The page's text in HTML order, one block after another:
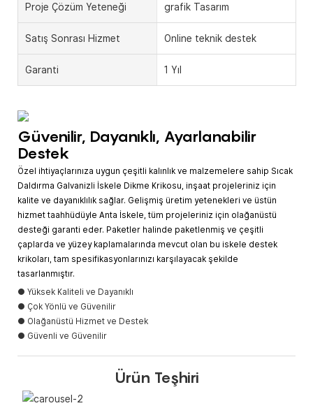
Proje Çözüm Yeteneği grafik Tasarım
Satış Sonrası Hizmet Online teknik destek
Garanti 1 Yıl
Güvenilir, Dayanıklı, Ayarlanabilir
Destek
Özel ihtiyaçlarınıza uygun çeşitli kalınlık ve malzemelere sahip Sıcak
Daldırma Galvanizli İskele Dikme Krikosu, inşaat projeleriniz için
kalite ve dayanıklılık sağlar. Gelişmiş üretim yetenekleri ve üstün
hizmet taahhüdüyle Anta İskele, tüm projeleriniz için olağanüstü
desteği garanti eder. Paketler halinde paketlenmiş ve çeşitli
çaplarda ve yüzey kaplamalarında mevcut olan bu iskele destek
krikoları, tam spesifikasyonlarınızı karşılayacak şekilde
tasarlanmıştır.
● Yüksek Kaliteli ve Dayanıklı
● Çok Yönlü ve Güvenilir
● Olağanüstü Hizmet ve Destek
● Güvenli ve Güvenilir
Ürün Teşhiri